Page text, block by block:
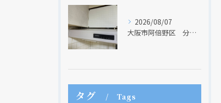
2026/08/07
大阪市阿倍野区 分譲マンションのレンジフード取替リフォーム工事 タカラスタンダード
タグ Tags
現在、新聞に入っている折込チラシです。
現在、新聞に入っている折込チラシです。